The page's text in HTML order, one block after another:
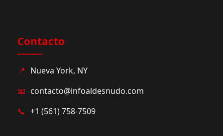
Contacto
📍 Nueva York, NY
📧 contacto@infoaldesnudo.com
📞 +1 (561) 758-7509